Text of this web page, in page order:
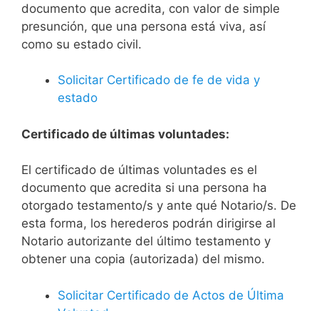
documento que acredita, con valor de simple
presunción, que una persona está viva, así
como su estado civil.
Solicitar Certificado de fe de vida y
estado
Certificado de últimas voluntades:
El certificado de últimas voluntades es el
documento que acredita si una persona ha
otorgado testamento/s y ante qué Notario/s. De
esta forma, los herederos podrán dirigirse al
Notario autorizante del último testamento y
obtener una copia (autorizada) del mismo.
Solicitar Certificado de Actos de Última